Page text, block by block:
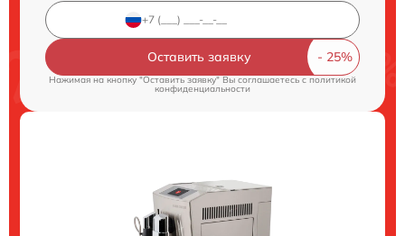
Оставить заявку
Нажимая на кнопку "Оставить заявку" Вы соглашаетесь cполитикой
конфиденциальности